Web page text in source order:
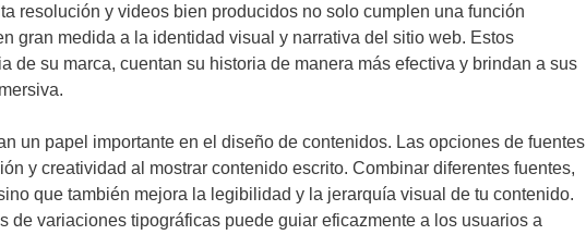
resolución y videos bien producidos no solo cumplen una función
gran medida a la identidad visual y narrativa del sitio web. Estos
de su marca, cuentan su historia de manera más efectiva y brindan a sus
un papel importante en el diseño de contenidos. Las opciones de fuentes
y creatividad al mostrar contenido escrito. Combinar diferentes fuentes,
que también mejora la legibilidad y la jerarquía visual de tu contenido.
de variaciones tipográficas puede guiar eficazmente a los usuarios a